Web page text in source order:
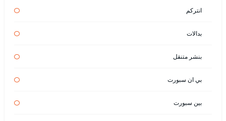
انتركم
بدالات
بنشر متنقل
بي ان سبورت
بين سبورت